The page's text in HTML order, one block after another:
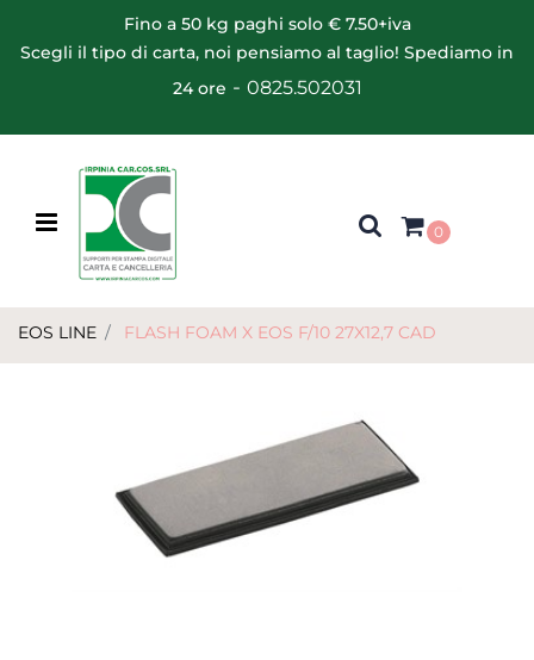
Fino a 50 kg paghi solo € 7.50+iva
Scegli il tipo di carta, noi pensiamo al taglio! Spediamo in
24 ore - 0825.502031
Open menu
0
EOS LINE FLASH FOAM X EOS F/10 27X12,7 CAD